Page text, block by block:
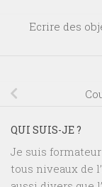
Ecrire des
QUI SUIS-JE ?
Je suis
tous niveaux de